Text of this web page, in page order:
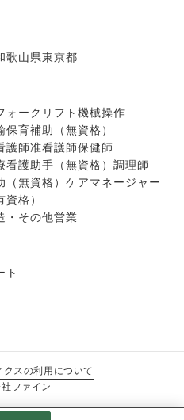
歌山県東京都
ォークリフト 機械操作
保育補助（無資格）
護師准看護師保健師
看護助手（無資格）調理師
（無資格） ケアマネージャー
格）
・その他営業
ト
ファイン
スの利用について